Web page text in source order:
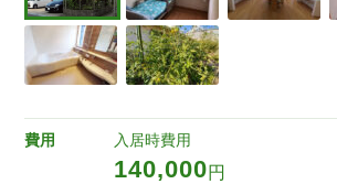
費用 入居時費用
140,000円